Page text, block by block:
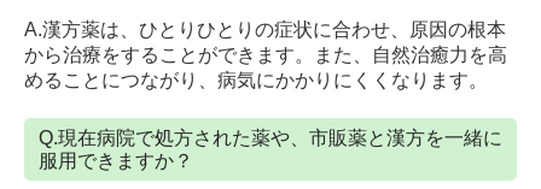
A.漢方薬は、ひとりひとりの症状に合わせ、原因の根本
から治療をすることができます。
また、自然治癒力を高
めることにつながり、病気にかかりにくくなります。
Q.現在病院で処方された薬や、市販薬と漢方を一緒に
服用できますか？